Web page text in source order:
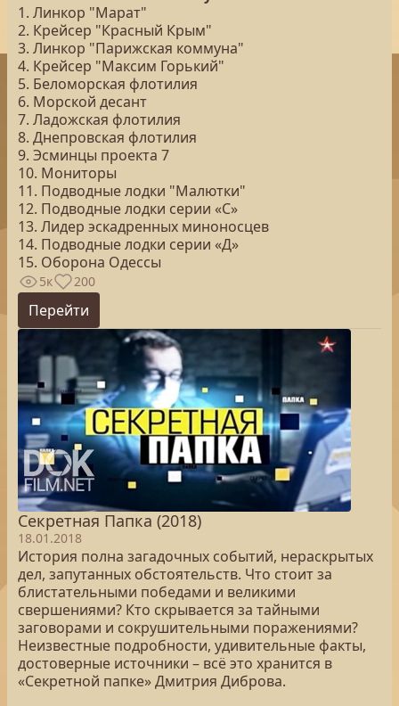
1. Линкор "Марат"
2. Крейсер "Красный Крым"
3. Линкор "Парижская коммуна"
4. Крейсер "Максим Горький"
5. Беломорская флотилия
6. Морской десант
7. Ладожская флотилия
8. Днепровская флотилия
9. Эсминцы проекта 7
10. Мониторы
11. Подводные лодки "Малютки"
12. Подводные лодки серии «С»
13. Лидер эскадренных миноносцев
14. Подводные лодки серии «Д»
15. Оборона Одессы
5к 200
Перейти
Секретная Папка (2018)
18.01.2018
История полна загадочных событий, нераскрытых
дел, запутанных обстоятельств. Что стоит за
блистательными победами и великими
свершениями? Кто скрывается за тайными
заговорами и сокрушительными поражениями?
Неизвестные подробности, удивительные факты,
достоверные источники – всё это хранится в
«Секретной папке» Дмитрия Диброва.